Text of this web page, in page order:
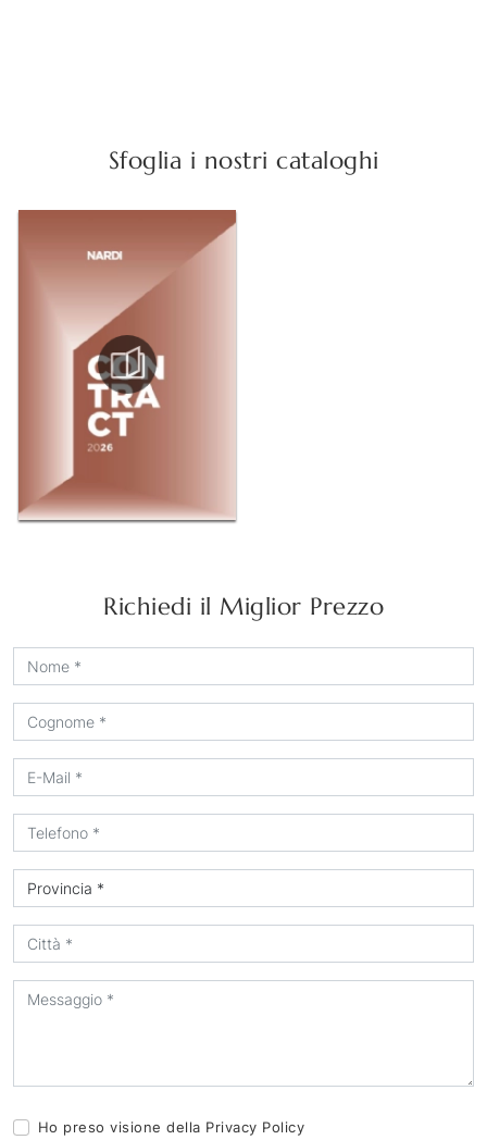
Sfoglia i nostri cataloghi
Richiedi il Miglior Prezzo
Ho preso visione della Privacy Policy